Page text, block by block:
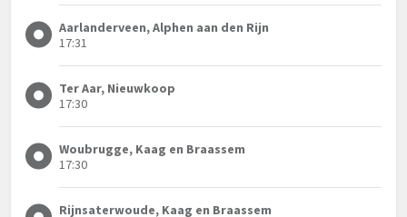
Aarlanderveen, Alphen aan den Rijn
17:31
Ter Aar, Nieuwkoop
17:30
Woubrugge, Kaag en Braassem
17:30
Rijnsaterwoude, Kaag en Braassem